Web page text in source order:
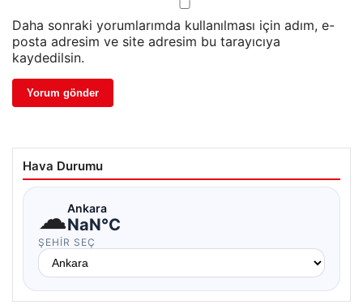
Daha sonraki yorumlarımda kullanılması için adım, e-
posta adresim ve site adresim bu tarayıcıya
kaydedilsin.
Hava Durumu
☁Ankara
NaN°C
ŞEHIR SEÇ